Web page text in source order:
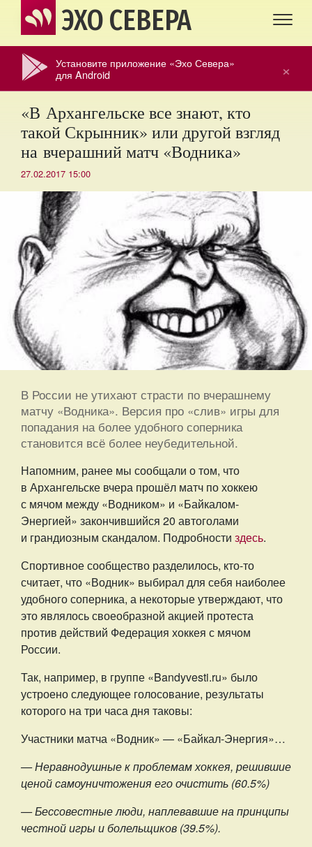
ЭХО СЕВЕРА
×
Установите приложение «Эхо Севера»
для Android
«В Архангельске все знают, кто
такой Скрынник» или другой взгляд
на вчерашний матч «Водника»
27.02.2017 15:00
В России не утихают страсти по вчерашнему
матчу «Водника». Версия про «слив» игры для
попадания на более удобного соперника
становится всё более неубедительной.
Напомним, ранее мы сообщали о том, что
в Архангельске вчера прошёл матч по хоккею
с мячом между «Водником» и «Байкалом-
Энергией» закончившийся 20 автоголами
и грандиозным скандалом. Подробности здесь.
Спортивное сообщество разделилось, кто-то
считает, что «Водник» выбирал для себя наиболее
удобного соперника, а некоторые утверждают, что
это являлось своеобразной акцией протеста
против действий Федерация хоккея с мячом
России.
Так, например, в группе «Bandyvesti.ru» было
устроено следующее голосование, результаты
которого на три часа дня таковы:
Участники матча «Водник» — «Байкал-Энергия»…
— Неравнодушные к проблемам хоккея, решившие
ценой самоуничтожения его очистить (60.5%)
— Бессовестные люди, наплевавшие на принципы
честной игры и болельщиков (39.5%).